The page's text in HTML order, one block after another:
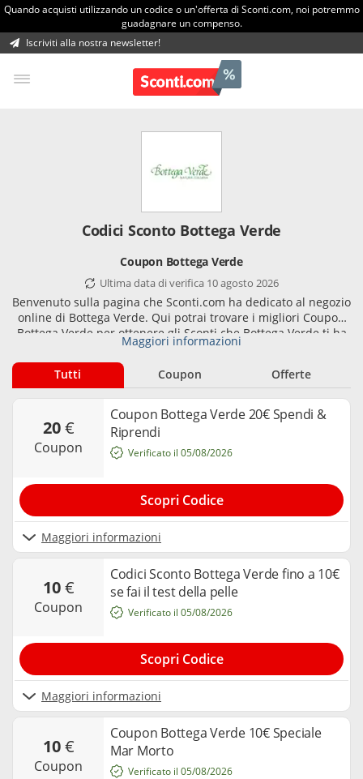
Quando acquisti utilizzando un codice o un'offerta di Sconti.com, noi potremmo
guadagnare un compenso.
Iscriviti alla nostra newsletter!
Codici Sconto Bottega Verde
Coupon Bottega Verde
Ultima data di verifica 10 agosto 2026
Benvenuto sulla pagina che Sconti.com ha dedicato al negozio
online di Bottega Verde. Qui potrai trovare i migliori Coupon
Bottega Verde per ottenere gli Sconti che Bottega Verde ti ha
riservato. Sul catalogo online Bottega Verde trovi l'ampia
gamma di prodotti per la cura del tuo corpo: olio di argan,
fondotinta, il miracoloso olio di rosa mosqueta, siero effetto
selezionati per te... e per lui! Non lasciarti sfuggire la linea di
prodotti per uomo. Bottega Verde: la cura del corpo a portata
Maggiori informazioni
Tutti Coupon Offerte
20€
coupon
Coupon Bottega Verde 20€ Spendi &
Riprendi
Maggiori informazioni
Verificato il 05/08/2026
Scopri Codice
10€
coupon
Codici Sconto Bottega Verde fino a 10€
se fai il test della pelle
Maggiori informazioni
Verificato il 05/08/2026
Scopri Codice
10€
coupon
Coupon Bottega Verde 10€ Speciale
Mar Morto
Verificato il 05/08/2026